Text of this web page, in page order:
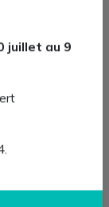
juillet au 9